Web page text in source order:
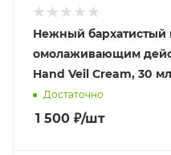
Нежный бархатистый
омолаживающим
Hand Veil Cream, 30 мл
Достаточно
1 500 ₽/шт